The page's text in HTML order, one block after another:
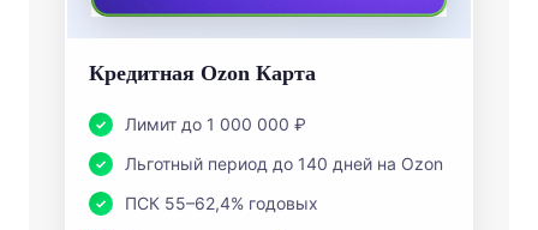
Кредитная Ozon Карта
Лимит до 1 000 000 ₽
Льготный период до 140 дней на Ozon
ПСК 55–62,4% годовых